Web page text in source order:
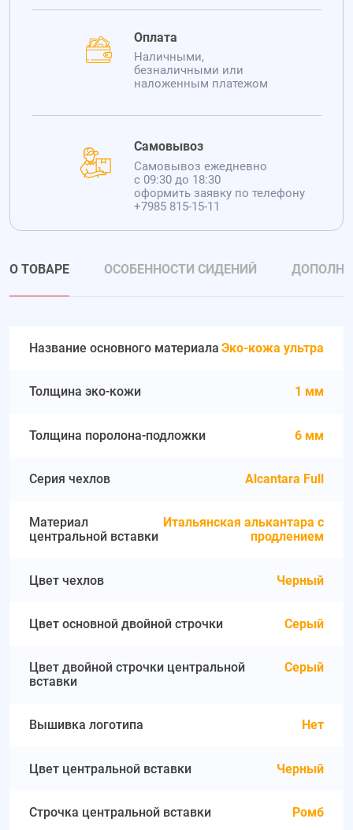
Оплата
Наличными,
безналичными или
наложенным платежом
Самовывоз
Самовывоз ежедневно
с 09:30 до 18:30
оформить заявку по телефону
+7985 815-15-11
О ТОВАРЕ ОСОБЕННОСТИ СИДЕНИЙ
Название основного материала Эко-кожа ультра
Толщина эко-кожи 1 мм
Толщина поролона-подложки 6 мм
Серия чехлов Alcantara Full
Материал
центральной вставки
Итальянская алькантара с
продлением
Цвет чехлов Черный
Цвет основной двойной строчки Серый
Цвет двойной строчки центральной
вставки
Серый
Вышивка логотипа Нет
Цвет центральной вставки Черный
Строчка центральной вставки Ромб